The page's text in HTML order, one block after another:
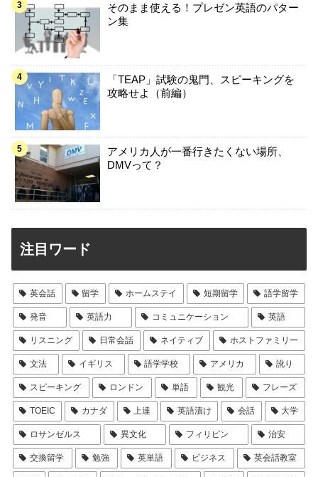
そのまま使える！プレゼン英語のパター
ン集
「TEAP」試験の鬼門、スピーキングを
攻略せよ（前編）
アメリカ人が一番行きたくない場所、
DMVって？
注目ワード
英会話 留学 ホームステイ 短期留学 語学留学
発音 英語力 コミュニケーション 英語
リスニング 日常会話 ネイティブ ホストファミリー
文法 イギリス 語学学校 アメリカ 訛り
スピーキング ロンドン 単語 観光 フレーズ
TOEIC カナダ 上達 英語漬け 会話 大学
ロサンゼルス 異文化 フィリピン 治安
交換留学 勉強 英単語 ビジネス 英会話教室